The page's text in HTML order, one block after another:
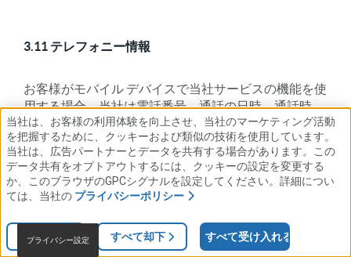
3.11 テレフォニー情報
お客様がモバイル デバイスで当社サービスの機能を使
用する場合、当社は電話番号、通話の日時、通話時
間、SMS ルーティング情報などの電話ログ情報を収集
する場合があります。システムアクティビティ、ハー
ドウェア 設定、ブラウザ言語などのデバイスイベント
情報を収集する場合があります。また、GPS、IP アド
レス、WiFi ア クセス ポイント、携帯電話基地局、お
センサーを通じて位 置情報を収集する場合もありま
す。
当社は、お客様の利用体験を向上させ、当社のマーケティング活動
を把握するために、クッキーおよび類似の技術を使用しています。
当社は、広告パートナーとデータを共有する場合があります。この
データ共有をオプトアウトするには、クッキーの設定を変更する
か、このブラウザのGPCシグナルを設定してください。詳細につい
ては、当社の プライバシーポリシー
すべて受け入れる
すべて却下
設定
プライバシー設定